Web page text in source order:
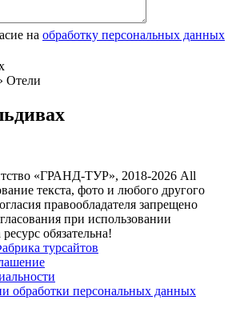
на обработку персональных данных
Отели
«ГРАНД-ТУР», 2018-2026 All
текста, фото и любого другого
правообладателя запрещено
при использовании
обязательна!
турсайтов
обработки персональных данных